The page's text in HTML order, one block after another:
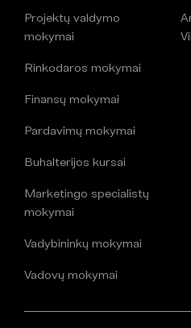
Projektų valdymo
mokymai
Rinkodaros mokymai
Finansų mokymai
Pardavimų mokymai
Buhalterijos kursai
Marketingo specialistų
mokymai
Vadybininkų mokymai
Vadovų mokymai